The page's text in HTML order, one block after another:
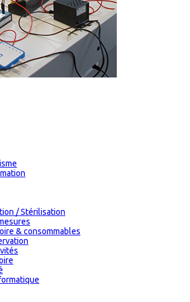
/ Stérilisation
& consommables